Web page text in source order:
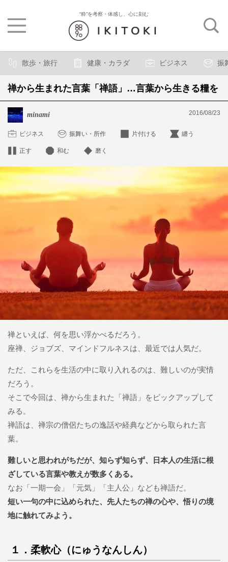
“粋”を考察・体感し、心に刻む
散歩・旅行 健康・カラダ ビジネス 振
禅から生まれた言葉「禅語」…言葉から生きる糧を
minami 2016/08/23
ビジネス 振舞い・所作 片付ける 纏う
正す 和む 磨く
禅といえば、何を思い浮かべるだろう。
座禅、ジョブズ、マインドフルネスは、最近では人気だ。
ただ、これらを生活の中に取り入れるのは、難しいのが実情
だろう。
そこで今回は、禅から生まれた「禅語」をピックアップして
みる。
禅語は、禅宗の僧侶たちの逸話や経典などから取られた言
葉。
難しいと思われがちだが、知らず知らず、日本人の生活に根
ざしている言葉や教えが数多くある。
なお「一期一会」「元気」「主人公」なども禅語だ。
短い一句の中に込められた、先人たちの禅の心や、悟りの境
地に触れてみよう。
１．柔軟心（にゅうなんしん）